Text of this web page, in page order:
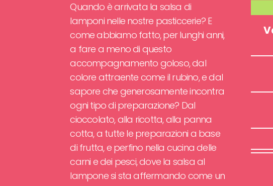
Quando è arrivata la salsa di
lamponi nelle nostre pasticcerie? E
come abbiamo fatto, per lunghi anni,
a fare a meno di questo
accompagnamento goloso, dal
colore attraente come il rubino, e dal
sapore che generosamente incontra
ogni tipo di preparazione? Dal
cioccolato, alla ricotta, alla panna
cotta, a tutte le preparazioni a base
di frutta, e perfino nella cucina delle
carni e dei pesci, dove la salsa al
lampone si sta affermando come un